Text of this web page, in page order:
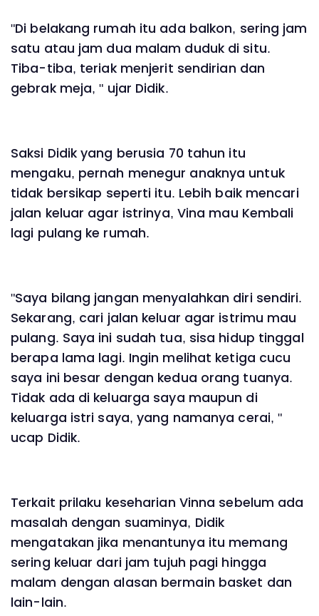
"Di belakang rumah itu ada balkon, sering jam
satu atau jam dua malam duduk di situ.
Tiba-tiba, teriak menjerit sendirian dan
gebrak meja, " ujar Didik.
Saksi Didik yang berusia 70 tahun itu
mengaku, pernah menegur anaknya untuk
tidak bersikap seperti itu. Lebih baik mencari
jalan keluar agar istrinya, Vina mau Kembali
lagi pulang ke rumah.
"Saya bilang jangan menyalahkan diri sendiri.
Sekarang, cari jalan keluar agar istrimu mau
pulang. Saya ini sudah tua, sisa hidup tinggal
berapa lama lagi. Ingin melihat ketiga cucu
saya ini besar dengan kedua orang tuanya.
Tidak ada di keluarga saya maupun di
keluarga istri saya, yang namanya cerai, "
ucap Didik.
Terkait prilaku keseharian Vinna sebelum ada
masalah dengan suaminya, Didik
mengatakan jika menantunya itu memang
sering keluar dari jam tujuh pagi hingga
malam dengan alasan bermain basket dan
lain-lain.